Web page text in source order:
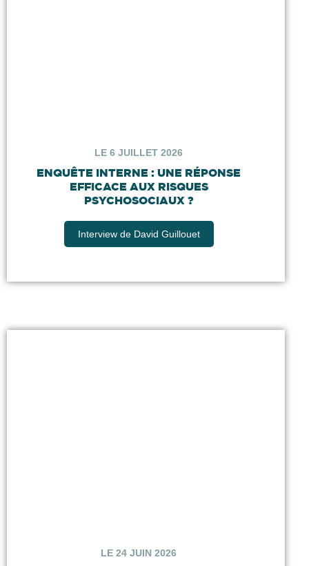
LE 6 JUILLET 2026
ENQUÊTE INTERNE : UNE RÉPONSE
EFFICACE AUX RISQUES
PSYCHOSOCIAUX ?
Interview de David Guillouet
LE 24 JUIN 2026